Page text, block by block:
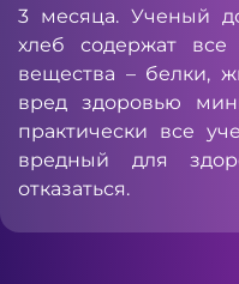
3 месяца. Ученый
хлеб содержат
вещества – белки,
вред здоровью
практически все
вредный для
отказаться.